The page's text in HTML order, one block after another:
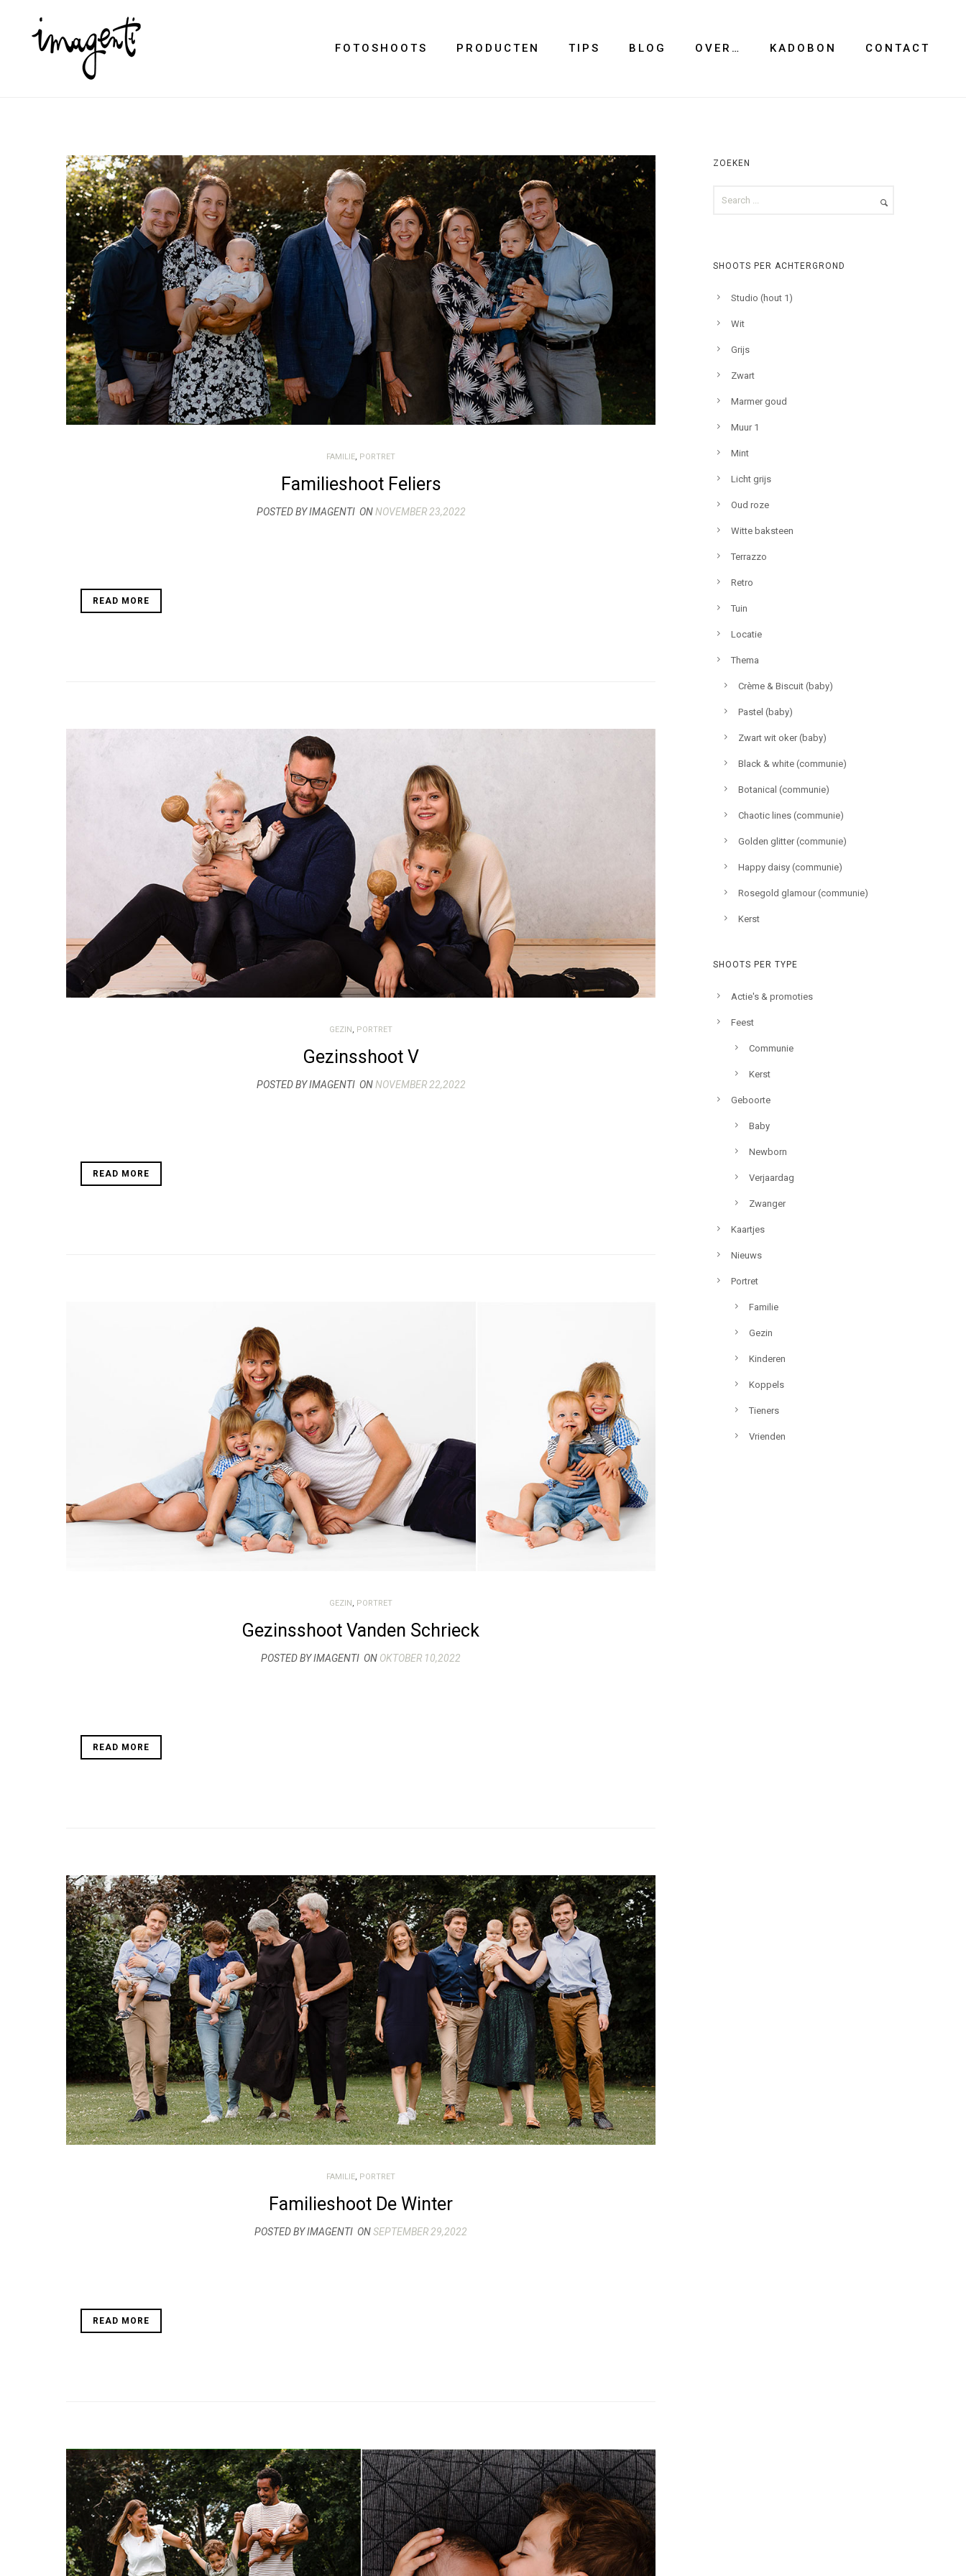
FOTOSHOOTS PRODUCTEN TIPS BLOG OVER… KADOBON CONTACT
FAMILIE, PORTRET
Familieshoot Feliers
POSTED BY IMAGENTI ONNOVEMBER 23,2022
READ MORE
GEZIN , PORTRET
Gezinsshoot V
POSTED BY IMAGENTI ONNOVEMBER 22,2022
READ MORE
GEZIN , PORTRET
Gezinsshoot Vanden Schrieck
POSTED BY IMAGENTI ON OKTOBER 10,2022
READ MORE
FAMILIE, PORTRET
Familieshoot De Winter
POSTED BY IMAGENTI ONSEPTEMBER 29,2022
READ MORE
ZOEKEN
SHOOTS PER ACHTERGROND
Studio (hout 1)
Wit
Grijs
Zwart
Marmer goud
Muur 1
Mint
Licht grijs
Oud roze
Witte baksteen
Terrazzo
Retro
Tuin
Locatie
Thema
Crème & Biscuit (baby)
Pastel (baby)
Zwart wit oker (baby)
Black & white (communie)
Botanical (communie)
Chaotic lines (communie)
Golden glitter (communie)
Happy daisy (communie)
Rosegold glamour (communie)
Kerst
SHOOTS PER TYPE
Actie's & promoties
Feest
Communie
Kerst
Geboorte
Baby
Newborn
Verjaardag
Zwanger
Kaartjes
Nieuws
Portret
Familie
Gezin
Kinderen
Koppels
Tieners
Vrienden